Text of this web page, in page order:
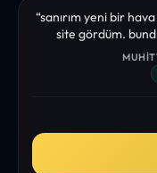
“sanırım yeni bir
site gördüm.
istediğim tüm bilgiyi